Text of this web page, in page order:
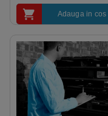
Adauga in cos